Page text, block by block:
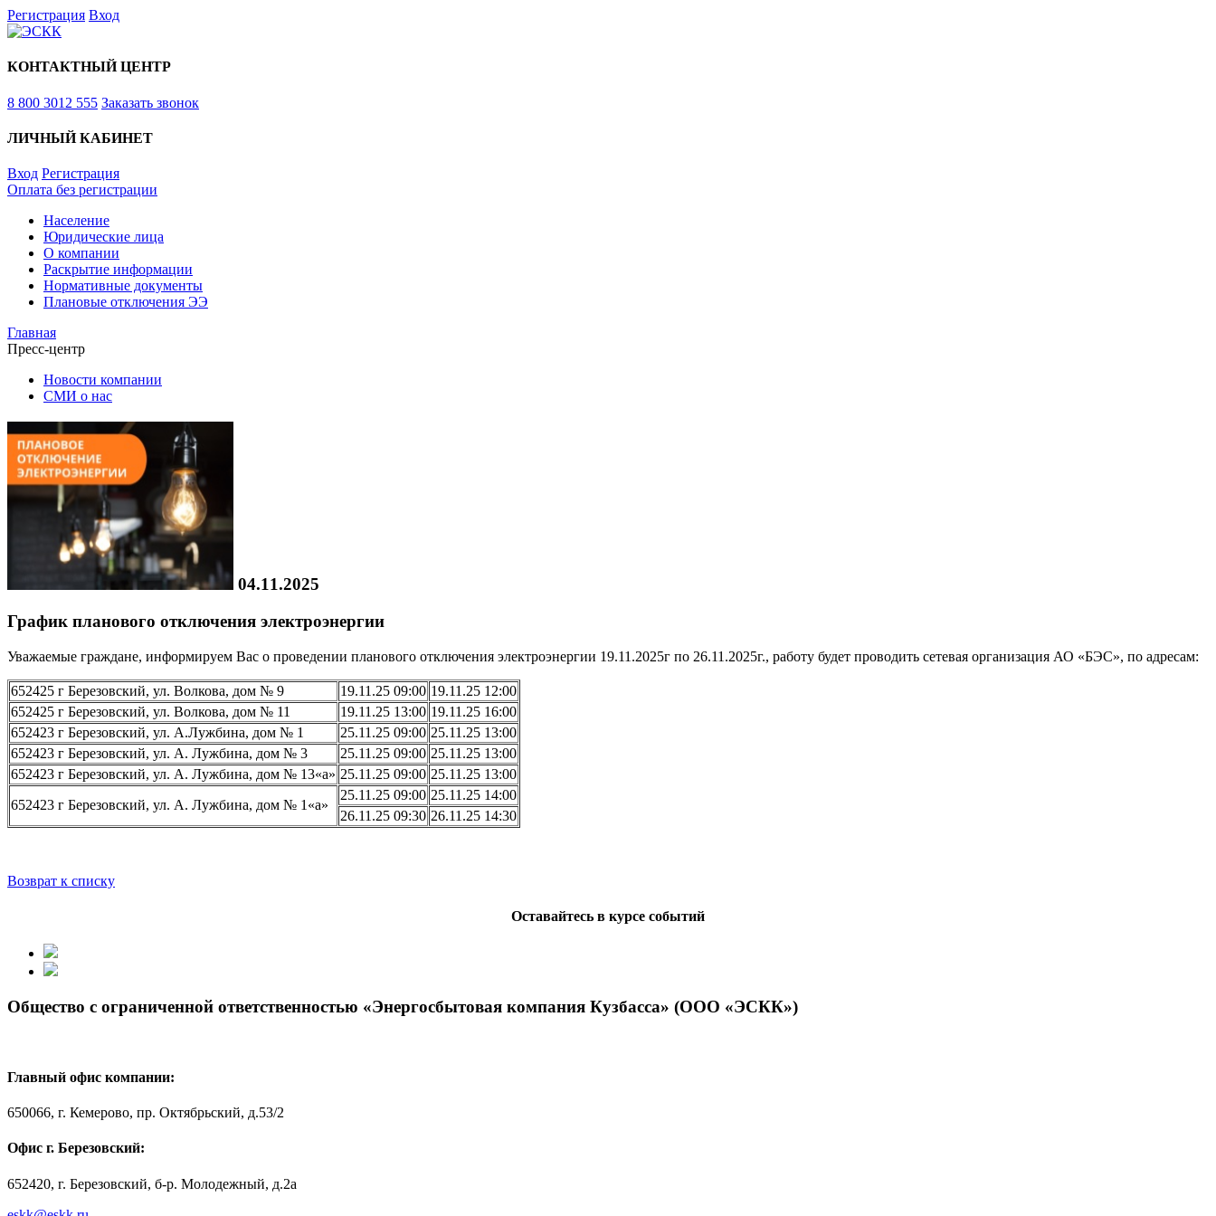
Регистрация Вход
КОНТАКТНЫЙ ЦЕНТР
8 800 3012 555 Заказать звонок
ЛИЧНЫЙ КАБИНЕТ
Вход Регистрация
Оплата без регистрации
Население
Юридические лица
О компании
Раскрытие информации
Нормативные документы
Плановые отключения ЭЭ
Главная
Пресс-центр
Новости компании
СМИ о нас
04.11.2025
График планового отключения электроэнергии
Уважаемые граждане, информируем Вас о проведении планового отключения электроэнергии 19.11.2025г по 26.11.2025г., работу будет проводить сетевая организация АО «БЭС», по адресам:
652425 г Березовский, ул. Волкова, дом № 9 19.11.25 09:00 19.11.25 12:00
652425 г Березовский, ул. Волкова, дом № 11
19.11.25 13:00 19.11.25 16:00
652423 г Березовский, ул. А.Лужбина, дом № 1
25.11.25 09:00 25.11.25 13:00
652423 г Березовский, ул. А. Лужбина, дом № 3
25.11.25 09:00 25.11.25 13:00
652423 г Березовский, ул. А. Лужбина, дом № 13«а» 25.11.25 09:00 25.11.25 13:00
652423 г Березовский, ул. А. Лужбина, дом № 1«а»
25.11.25 09:00 25.11.25 14:00
26.11.25 09:30 26.11.25 14:30
Возврат к списку
Оставайтесь в курсе событий
Общество с ограниченной ответственностью «Энергосбытовая компания Кузбасса» (ООО «ЭСКК»)
Главный офис компании:
650066, г. Кемерово, пр. Октябрьский, д.53/2
Офис г. Березовский:
652420, г. Березовский, б-р. Молодежный, д.2а